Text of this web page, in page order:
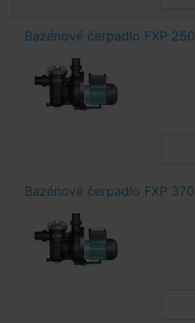
Bazénové čerpadlo FXP 250
Bazénové čerpadlo FXP 370